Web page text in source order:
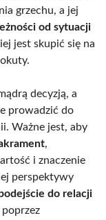
grzechu, a jej
od sytuacji
jest skupić się na
decyzją, a
prowadzić do
Ważne jest, aby
,
i znaczenie
perspektywy
do relacji